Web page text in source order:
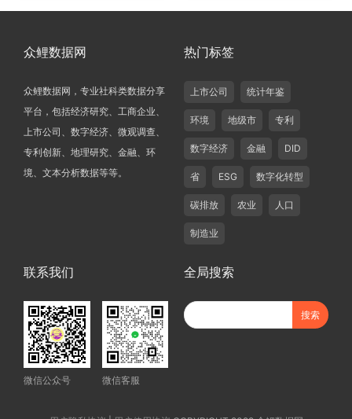
众鲤数据网
众鲤数据网，专业社科类数据分享
平台，包括经济研究、工商企业、
上市公司、数字经济、微观调查、
专利创新、地理研究、金融、环
境、文本分析数据等等。
热门标签
上市公司 统计年鉴
环境 地级市 专利
数字经济 金融 DID
省 ESG 数字化转型
碳排放 农业 人口
制造业
联系我们
微信公众号 微信客服
全局搜索